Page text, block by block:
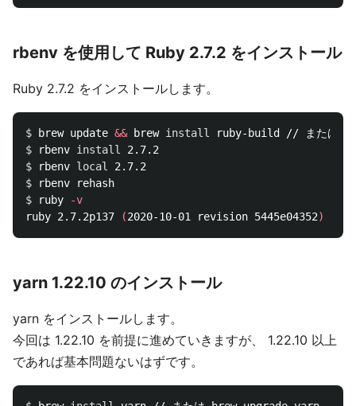
rbenv を使用して Ruby 2.7.2 をインストール
Ruby 2.7.2 をインストールします。
$ brew update && brew install
ruby-build // または
$
rbenv install
$
rbenv local
$
$
ruby
-v
ruby 2.7.2p137
(2020-10-01 revision 5445e04352)
yarn 1.22.10 のインストール
yarn をインストールします。
今回は 1.22.10 を前提に進めていきますが、 1.22.10 以上
であれば基本問題ないはずです。